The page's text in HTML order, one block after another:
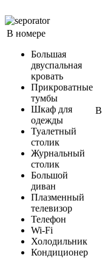
В номере
Большая
двуспальная
кровать
Прикроватные
тумбы
Шкаф для
одежды
Туалетный
столик
Журнальный
столик
Большой
диван
Плазменный
телевизор
Телефон
Wi-Fi
Холодильник
Кондиционер